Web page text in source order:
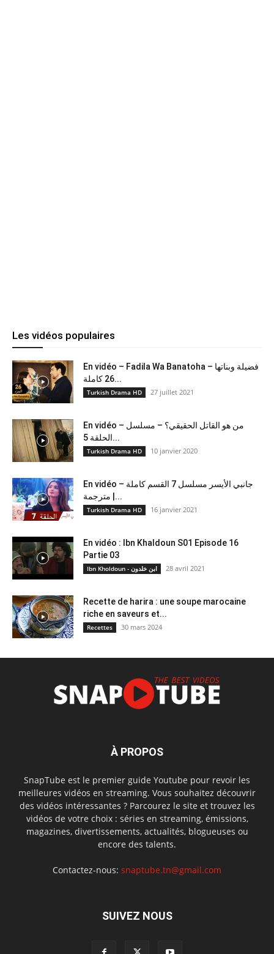
Les vidéos populaires
En vidéo – Fadila Wa Banatoha – فضيلة وبناتها
26 كاملة...
Turkish Drama HD 27 juillet 2021
En vidéo – من هو القاتل الحقيقي؟ – مسلسل
الحلقة 5...
Turkish Drama HD 10 janvier 2020
En vidéo – جانبي الأيسر مسلسل 7 القسم كاملة
مترجمة |...
Turkish Drama HD 16 janvier 2021
En vidéo : Ibn Khaldoun S01 Episode 16
Partie 03
Ibn Kholdoun - ابن خلدون 28 avril 2021
Recette de harira : une soupe marocaine
riche en saveurs et...
Recettes 30 mars 2024
À PROPOS
SnapTube est le premier guide Youtube pour revoir les
meilleures vidéos en streaming. Vous souhaitez découvrir
des vidéos intéressantes ? Parcourez le site et trouvez les
vidéos de votre choix : séries en streaming, émissions,
magazines, divertissements, actualités, blogueuses ou
encore des talents.
Contactez-nous: snaptube.tn@gmail.com
SUIVEZ NOUS